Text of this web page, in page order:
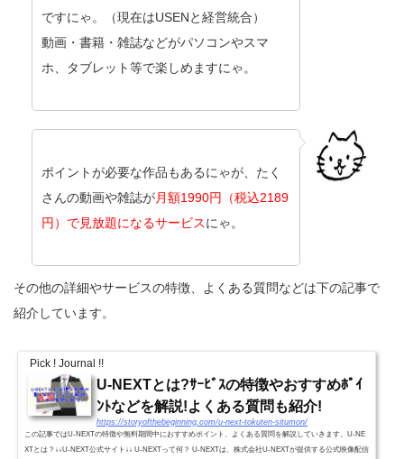
ですにゃ。（現在はUSENと経営統合）
動画・書籍・雑誌などがパソコンやスマ
ホ、タブレット等で楽しめますにゃ。
ポイントが必要な作品もあるにゃが、たく
さんの動画や雑誌が月額1990円（税込2189
円）で見放題になるサービスにゃ。
その他の詳細やサービスの特徴、よくある質問などは下の記事で
紹介しています。
Pick ! Journal !!
U-NEXTとは?ｻｰﾋﾞｽの特徴やおすすめﾎﾟｲ
ﾝﾄなどを解説!よくある質問も紹介!
https://storyofthebeginning.com/u-next-tokuten-situmon/
この記事ではU-NEXTの特徴や無料期間中におすすめポイント、よくある質問を解説していきます。U-NE
XTとは？↓↓U-NEXT公式サイト↓↓ U-NEXTって何？ U-NEXTは、株式会社U-NEXTが提供する公式映像配信